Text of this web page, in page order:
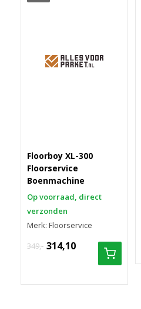
Floorboy XL-300
Floorservice
Boenmachine
Op voorraad, direct
verzonden
Merk: Floorservice
349,- 314,10